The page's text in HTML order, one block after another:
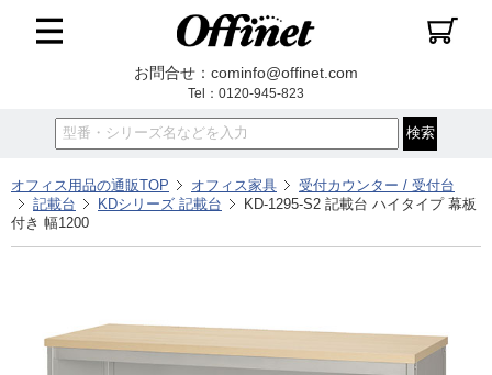
お問合せ：cominfo@offinet.com
Tel：0120-945-823
オフィス用品の通販TOP オフィス家具
受付カウンター / 受付台
記載台
KDシリーズ 記載台
KD-1295-S2 記載台 ハイタイプ 幕板
付き 幅1200